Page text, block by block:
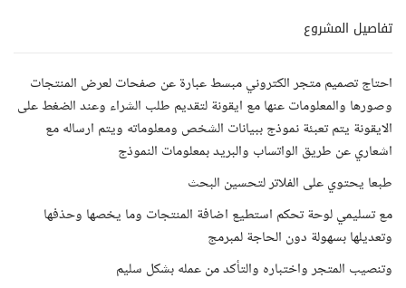
تفاصيل المشروع
احتاج تصميم متجر الكتروني مبسط عبارة عن صفحات لعرض المنتجات
وصورها والمعلومات عنها مع ايقونة لتقديم طلب الشراء وعند الضغط على
الايقونة يتم تعبئة نموذج ببيانات الشخص ومعلوماته ويتم ارساله مع
اشعاري عن طريق الواتساب والبريد بمعلومات النموذج
طبعا يحتوي على الفلاتر لتحسين البحث
مع تسليمي لوحة تحكم استطيع اضافة المنتجات وما يخصها وحذفها
وتعديلها بسهولة دون الحاجة لمبرمج
وتنصيب المتجر واختباره والتأكد من عمله بشكل سليم